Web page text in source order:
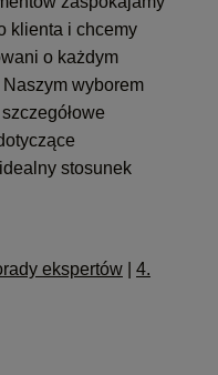
klienta i chcemy
o każdym
wyborem
stosunek
ekspertów
4.